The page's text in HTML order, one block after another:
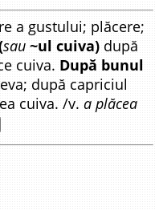
a gustului; plăcere;
sau ~ul cuiva) după
cuiva. După bunul
după capriciul
cuiva. /v.a plăcea